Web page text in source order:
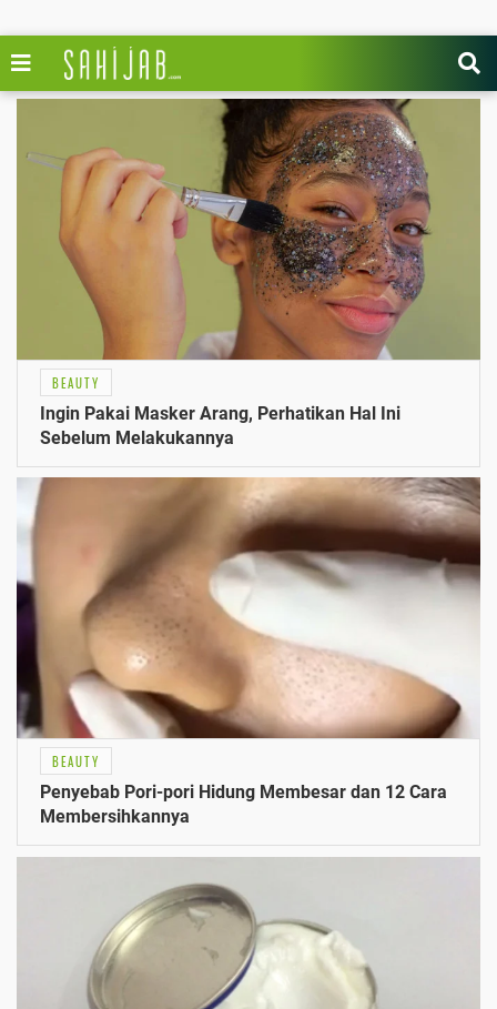
BEAUTY
Ingin Pakai Masker Arang, Perhatikan Hal Ini
Sebelum Melakukannya
BEAUTY
Penyebab Pori-pori Hidung Membesar dan 12 Cara
Membersihkannya